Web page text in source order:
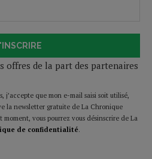
offres de la part des partenaires
j’accepte que mon e-mail saisi soit utilisé,
la newsletter gratuite de La Chronique
vous pourrez vous désinscrire de La
de confidentialité.